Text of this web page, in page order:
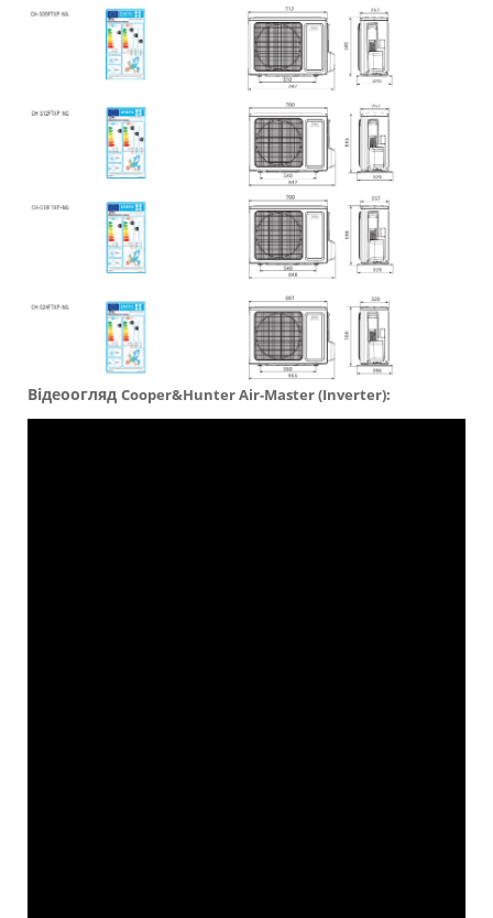
Відеоогляд Cooper&HunterAir-Master (Inverter):